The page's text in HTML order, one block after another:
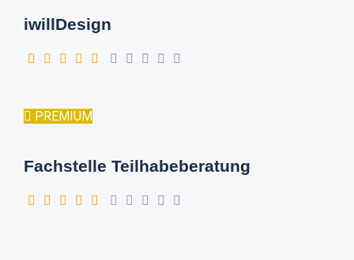
iwillDesign
PREMIUM
Fachstelle Teilhabeberatung